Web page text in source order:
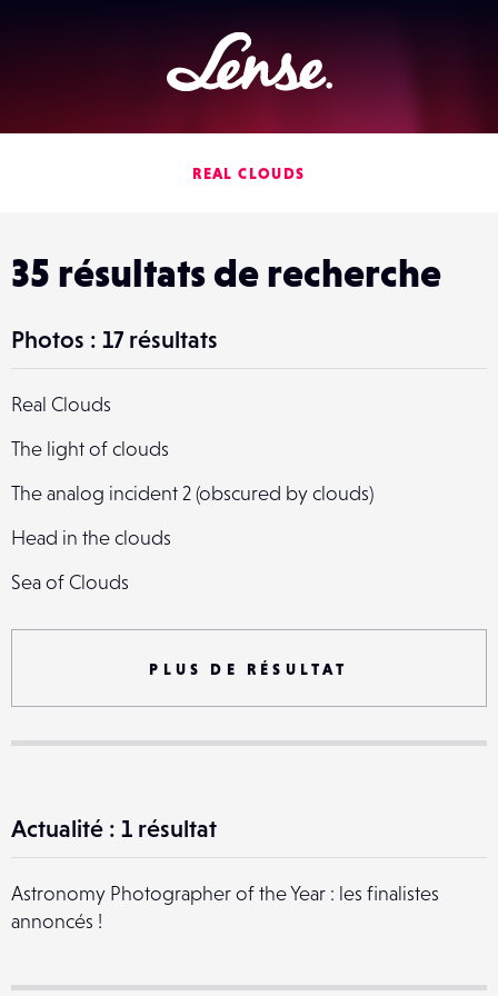
Lense
REAL CLOUDS
35 résultats de recherche
Photos : 17 résultats
Real Clouds
The light of clouds
The analog incident 2 (obscured by clouds)
Head in the clouds
Sea of Clouds
Prison clouds
Cotton Candy Clouds
Behindthoseclouds
Above the clouds
Clouds
PLUS DE RÉSULTAT
Actualité : 1 résultat
Astronomy Photographer of the Year : les finalistes
annoncés !